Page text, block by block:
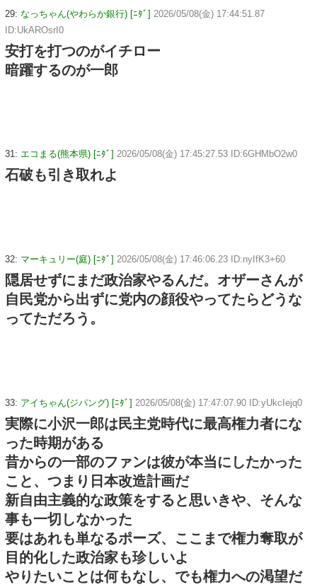
29: なっちゃん(やわらか銀行) [ﾆﾀﾞ] 2026/05/08(金) 17:44:51.87
ID:UkAROsrI0
安打を打つのがイチロー
暗躍するのが一郎
31: エコまる(熊本県) [ﾆﾀﾞ] 2026/05/08(金) 17:45:27.53 ID:6GHMbO2w0
石破も引き取れよ
32: マーキュリー(庭) [ﾆﾀﾞ] 2026/05/08(金) 17:46:06.23 ID:nyIfK3+60
隠居せずにまだ政治家やるんだ。オザーさんが
自民党から出ずに党内の顔役やってたらどうな
ってただろう。
33: アイちゃん(ジパング) [ﾆﾀﾞ] 2026/05/08(金) 17:47:07.90 ID:yUkcIejq0
実際に小沢一郎は民主党時代に最高権力者にな
った時期がある
昔からの一部のファンは彼が本当にしたかった
こと、つまり日本改造計画だ
新自由主義的な政策をすると思いきや、そんな
事も一切しなかった
要はあれも単なるポーズ、ここまで権力奪取が
目的化した政治家も珍しいよ
やりたいことは何もなし、でも権力への渇望だ